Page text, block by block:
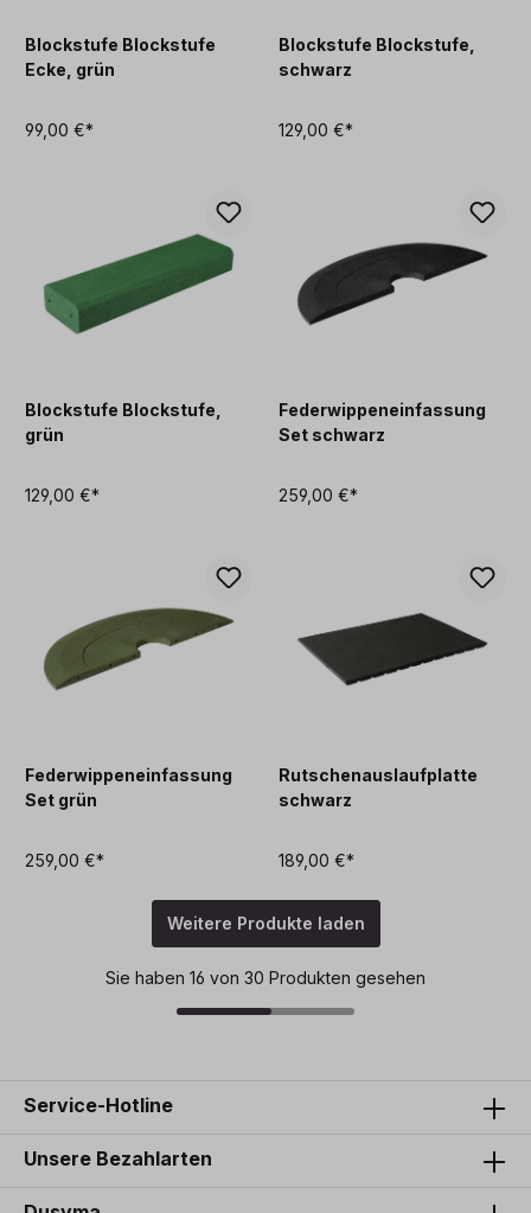
Blockstufe Blockstufe
Ecke, grün
99,00 €*
Blockstufe Blockstufe,
schwarz
129,00 €*
Blockstufe Blockstufe,
grün
129,00 €*
Federwippeneinfassung
Set schwarz
259,00 €*
Federwippeneinfassung
Set grün
259,00 €*
Rutschenauslaufplatte
schwarz
189,00 €*
Weitere Produkte laden
Sie haben 16 von 30 Produkten gesehen
Service-Hotline
Unsere Bezahlarten